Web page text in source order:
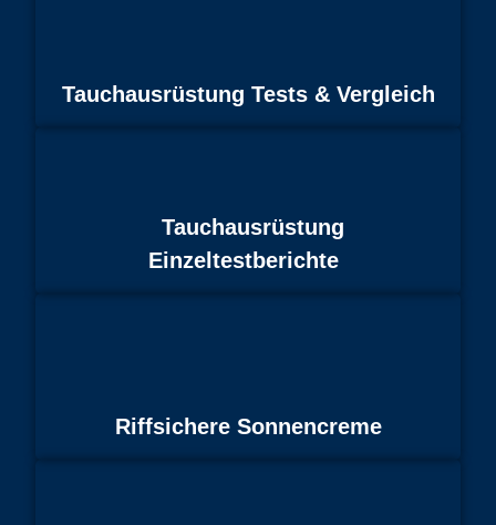
Tauchausrüstung Tests & Vergleich
Tauchausrüstung
Einzeltestberichte
Riffsichere Sonnencreme